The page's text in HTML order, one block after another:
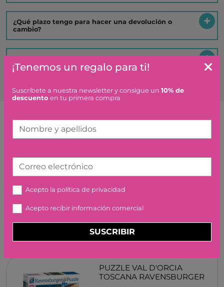
¿Qué plazo tengo para hacer una devolución o
cambio?
Artículos similares o que combinan
15,50 €
PUZZLE VAL D'ORCIA
TOSCANA RAVENSBURGER
¡Tenemos un regalo para ti!
Suscríbete a nuestra newsletter y consigue un 10% de
descuento en tu primera compra
Nombre y apellidos
Correo electrónico
Acepto la política de privacidad
Acepto recibir información comercial
SUSCRIBIR